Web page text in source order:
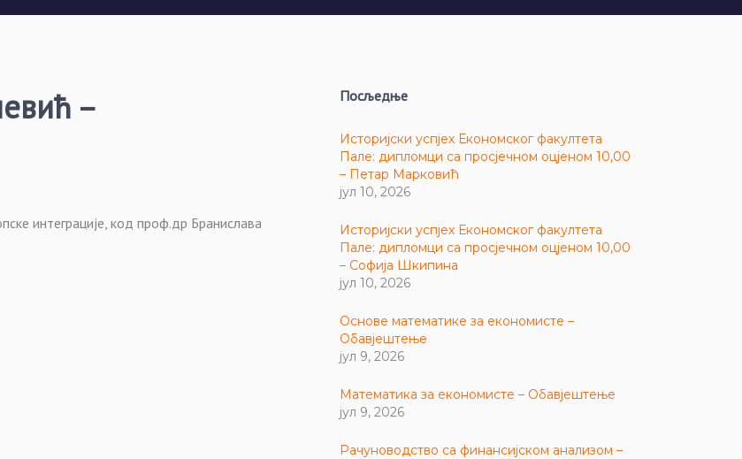
–
интеграције, код проф.др Бранислава
Посљедње
Историјски успјех Економског факултета
Пале: дипломци са просјечном оцјеном 10,00
– Петар Марковић
јул 10, 2026
Историјски успјех Економског факултета
Пале: дипломци са просјечном оцјеном 10,00
– Софија Шкипина
јул 10, 2026
Основе математике за економисте –
Обавјештење
јул 9, 2026
Математика за економисте – Обавјештење
јул 9, 2026
Рачуноводство са финансијском анализом –